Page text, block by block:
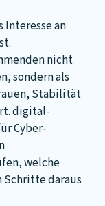
Interesse an
nicht
sondern als
Stabilität
digital-
Cyber-
welche
Schritte daraus